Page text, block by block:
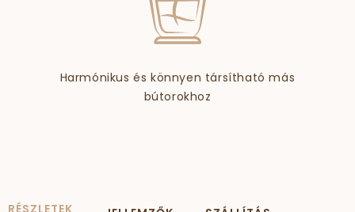
Harmónikus és könnyen társítható más
bútorokhoz
RÉSZLETEK